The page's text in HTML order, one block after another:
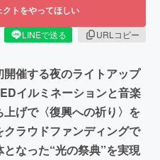
クトをやってほしい
LINEで送る
URLコピー
催する夜のライトアップ
イルミネーションと音楽
げで〈復興への祈り〉を
ラウドファンディングで
なった“光の祭典”を実現